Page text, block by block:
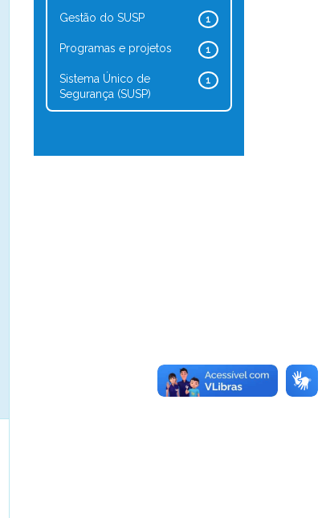
1
Gestão do SUSP
1
Programas e projetos
1
Sistema Único de
Segurança (SUSP)